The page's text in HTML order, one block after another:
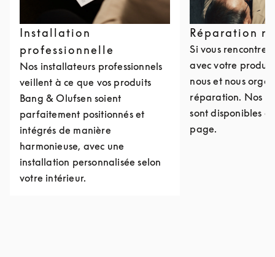
Installation
professionnelle
Nos installateurs professionnels
veillent à ce que vos produits
Bang & Olufsen soient
parfaitement positionnés et
intégrés de manière
harmonieuse, avec une
installation personnalisée selon
votre intérieur.
Réparation
Si vous
avec votre
nous et nous
réparation. Nos
sont disponibles
page.